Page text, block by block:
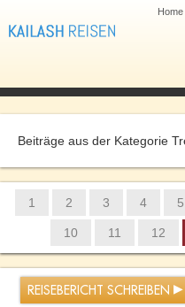
Home
Beiträge aus der Kategorie
1 2 3 4 5
10 11 12
REISEBERICHT SCHREIBEN